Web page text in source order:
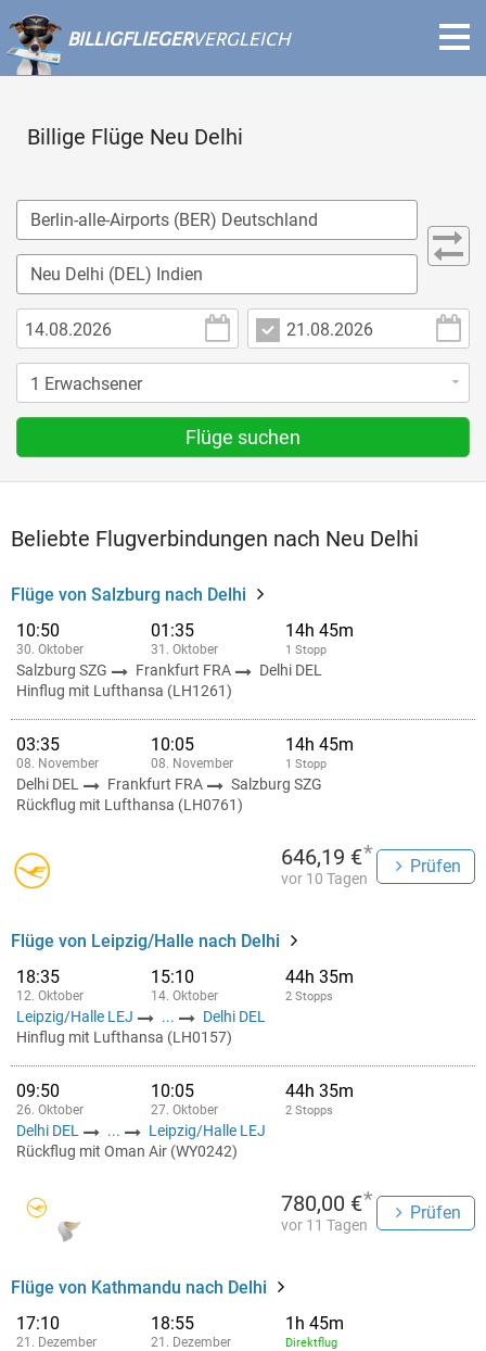
BILLIGFLIEGERVERGLEICH
Billige Flüge Neu Delhi
Flüge suchen
Beliebte Flugverbindungen nach Neu Delhi
Flüge von Salzburg nach Delhi
10:50
30. Oktober
01:35
31. Oktober
14h 45m
1 Stopp
Salzburg SZG Frankfurt FRA
Delhi DEL
Hinflug mit Lufthansa (LH1261)
03:35
08. November
10:05
08. November
14h 45m
1 Stopp
Delhi DEL Frankfurt FRA
Salzburg SZG
Rückflug mit Lufthansa (LH0761)
646,19 €*
vor 10 Tagen
Prüfen
Flüge von Leipzig/Halle nach Delhi
18:35
12. Oktober
15:10
14. Oktober
44h 35m
2 Stopps
Leipzig/Halle LEJ ...
Delhi DEL
Hinflug mit Lufthansa (LH0157)
09:50
26. Oktober
10:05
27. Oktober
44h 35m
2 Stopps
Delhi DEL ...
Leipzig/Halle LEJ
Rückflug mit Oman Air (WY0242)
780,00 €*
vor 11 Tagen
Prüfen
Flüge von Kathmandu nach Delhi
17:10
21. Dezember
18:55
21. Dezember
1h 45m
Direktflug